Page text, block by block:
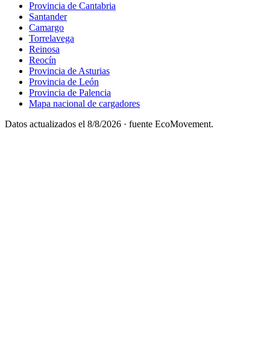
Provincia de Cantabria
Santander
Camargo
Torrelavega
Reinosa
Reocín
Provincia de Asturias
Provincia de León
Provincia de Palencia
Mapa nacional de cargadores
Datos actualizados el 8/8/2026 · fuente EcoMovement.